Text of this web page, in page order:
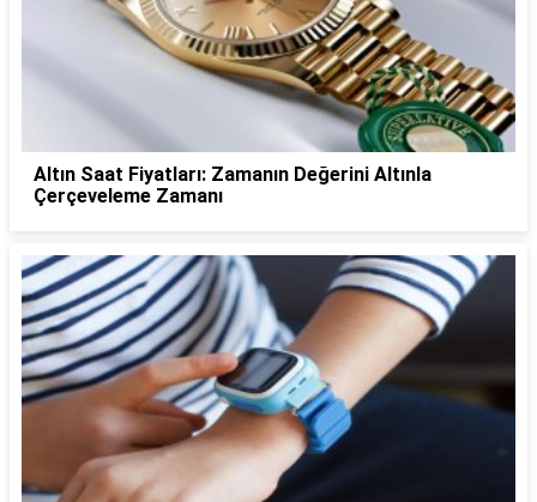
Altın Saat Fiyatları: Zamanın Değerini Altınla
Çerçeveleme Zamanı